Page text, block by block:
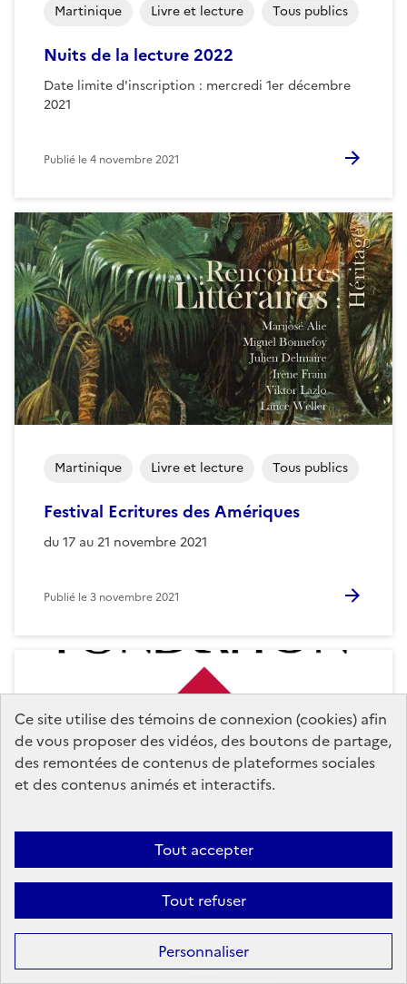
Ce site utilise des témoins de connexion (cookies) afin
de vous proposer des vidéos, des boutons de partage,
des remontées de contenus de plateformes sociales
et des contenus animés et interactifs.
Tout accepter
Tout refuser
Personnaliser
Nuits de la lecture 2022
Date limite d'inscription : mercredi 1er décembre
2021
Martinique Livre et lecture Tous publics
Publié le4 novembre 2021
Festival Ecritures des Amériques
du 17 au 21 novembre 2021
Martinique Livre et lecture Tous publics
Publié le3 novembre 2021
Le Patrimoine comme levier de
développement des territoires
Tous publics